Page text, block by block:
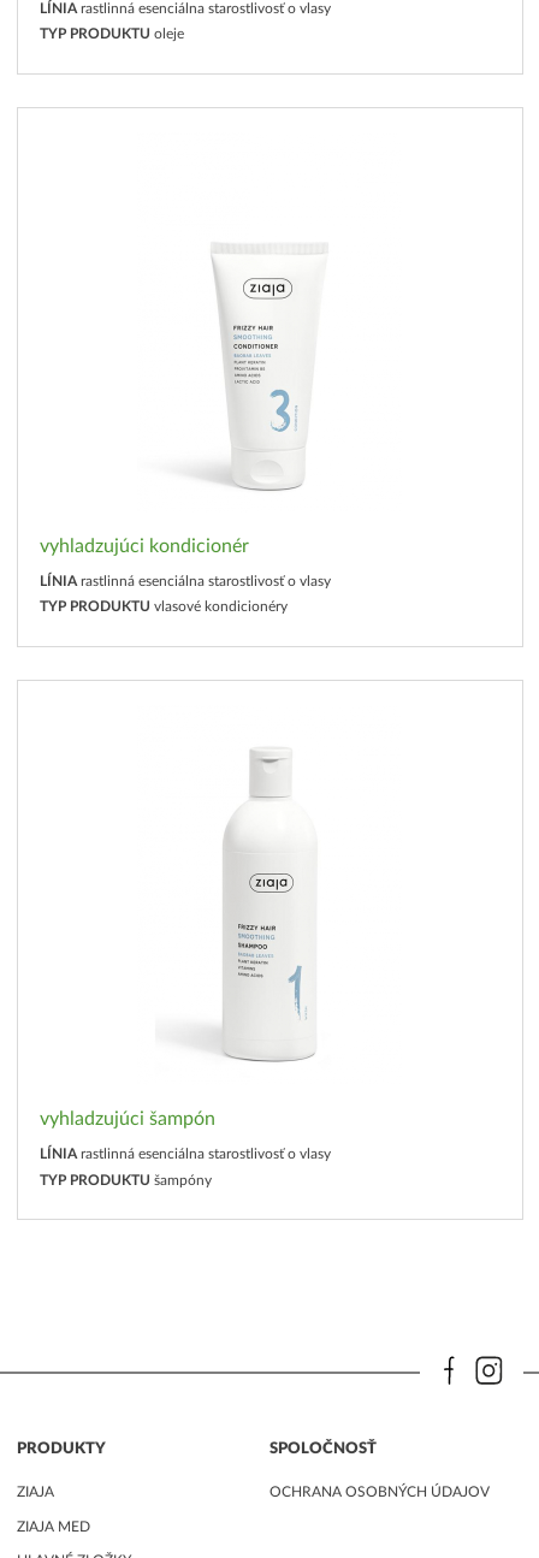
LÍNIA rastlinná esenciálna starostlivosť o vlasy
TYP PRODUKTU oleje
vyhladzujúci kondicionér
LÍNIA rastlinná esenciálna starostlivosť o vlasy
TYP PRODUKTU vlasové kondicionéry
vyhladzujúci šampón
LÍNIA rastlinná esenciálna starostlivosť o vlasy
TYP PRODUKTU šampóny
PRODUKTY
ZIAJA
ZIAJA MED
SPOLOČNOSŤ
OCHRANA OSOBNÝCH ÚDAJOV